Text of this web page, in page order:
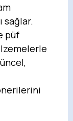
sağlar.
püf